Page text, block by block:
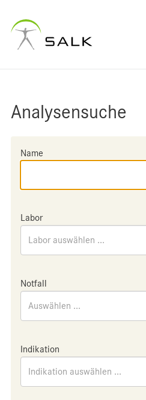
Analysensuche
Name
Labor
Labor auswählen ...
Notfall
Auswählen ...
Indikation
Indikation auswählen ...